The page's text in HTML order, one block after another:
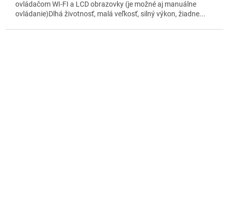
ovládačom WI-FI a LCD obrazovky (je možné aj manuálne
ovládanie)Dlhá životnosť, malá veľkosť, silný výkon, žiadne...